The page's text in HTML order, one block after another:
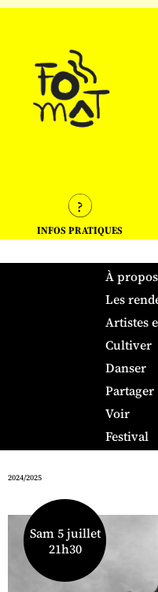
INFOS PRATIQUES
À propos
Les
Artistes
Cultiver
Danser
Partager
Voir
Festival
2024/2025
Sam 5 juillet
21h30